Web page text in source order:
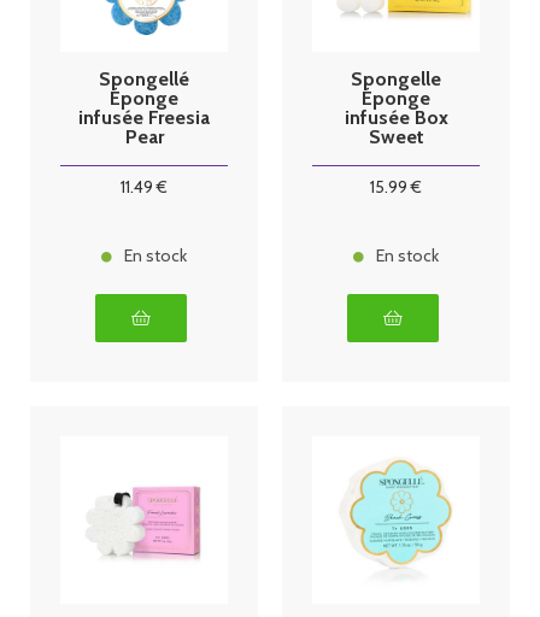
Spongellé
Éponge
infusée Freesia
Pear
11.49 €
En stock
Spongelle
Éponge
infusée Box
Sweet
15.99 €
En stock